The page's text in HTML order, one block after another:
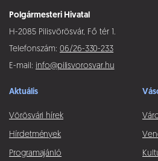
Polgármesteri Hivatal
H-2085 Pilisvörösvár, Fő tér 1.
Telefonszám: 06/26-330-233
E-mail: info@pilisvorosvar.hu
Aktuális
Vörösvári hírek
Hírdetmények
Programajánló